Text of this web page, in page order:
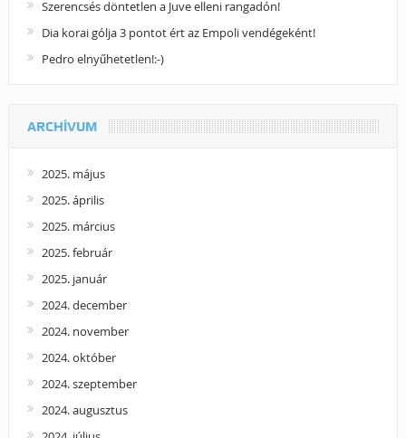
Szerencsés döntetlen a Juve elleni rangadón!
Dia korai gólja 3 pontot ért az Empoli vendégeként!
Pedro elnyűhetetlen!:-)
ARCHÍVUM
2025. május
2025. április
2025. március
2025. február
2025. január
2024. december
2024. november
2024. október
2024. szeptember
2024. augusztus